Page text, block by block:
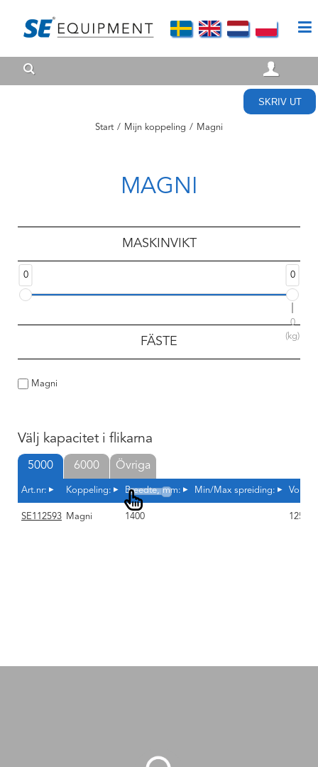
SKRIV UT
Start / Mijn koppeling / Magni
MAGNI
MASKINVIKT
0 0
0
(kg)
FÄSTE
Magni
Välj kapacitet i flikarna
5000
Art.nr: Koppeling: Breedte, mm: Min/Max spreiding:
SE112593 Magni 1400
6000 Övriga